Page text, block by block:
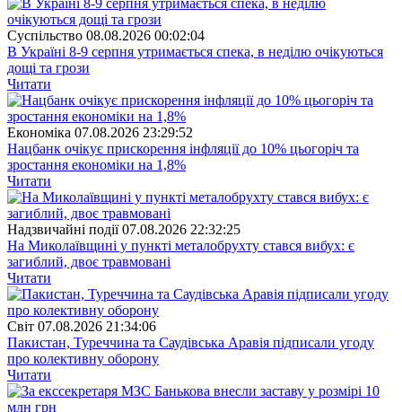
Суспiльство 08.08.2026 00:02:04
В Україні 8-9 серпня утримається спека, в неділю очікуються
дощі та грози
Читати
Економіка 07.08.2026 23:29:52
Нацбанк очікує прискорення інфляції до 10% цьогоріч та
зростання економіки на 1,8%
Читати
Надзвичайні події 07.08.2026 22:32:25
На Миколаївщині у пункті металобрухту стався вибух: є
загиблий, двоє травмовані
Читати
Свiт 07.08.2026 21:34:06
Пакистан, Туреччина та Саудівська Аравія підписали угоду
про колективну оборону
Читати